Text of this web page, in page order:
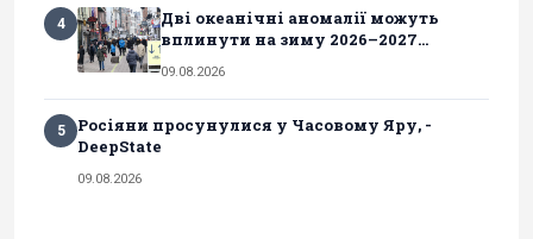
4
Дві океанічні аномалії можуть
вплинути на зиму 2026–2027...
09.08.2026
5
Росіяни просунулися у Часовому Яру, -
DeepState
09.08.2026